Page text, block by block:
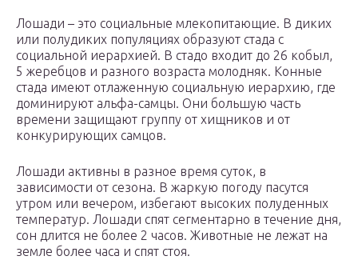
Лошади – это социальные млекопитающие. В диких
или полудиких популяциях образуют стада с
социальной иерархией. В стадо входит до 26 кобыл,
5 жеребцов и разного возраста молодняк. Конные
стада имеют отлаженную социальную иерархию, где
доминируют альфа-самцы. Они большую часть
времени защищают группу от хищников и от
конкурирующих самцов.
Лошади активны в разное время суток, в
зависимости от сезона. В жаркую погоду пасутся
утром или вечером, избегают высоких полуденных
температур. Лошади спят сегментарно в течение дня,
сон длится не более 2 часов. Животные не лежат на
земле более часа и спят стоя.